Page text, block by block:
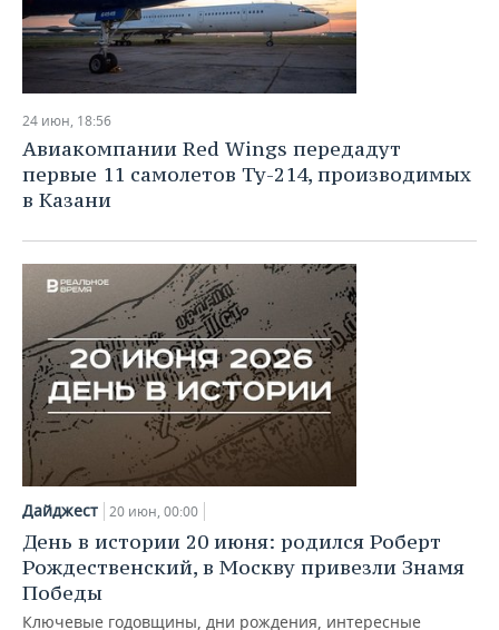
24 июн, 18:56
Авиакомпании Red Wings передадут
первые 11 самолетов Ту-214, производимых
в Казани
Дайджест 20 июн, 00:00
День в истории 20 июня: родился Роберт
Рождественский, в Москву привезли Знамя
Победы
Ключевые годовщины, дни рождения, интересные